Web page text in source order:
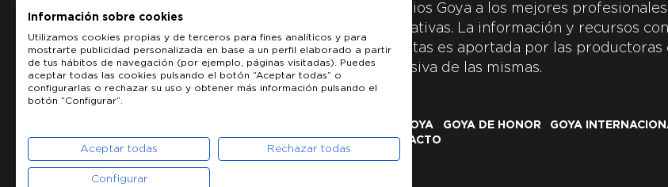
Premios Goya a los mejores
y creativas. La información y recursos
inscritas es aportada por las
exclusiva de las mismas.
LOS GOYA GOYA DE HONOR GOYA
CONTACTO
Información sobre cookies
Utilizamos cookies propias y de terceros para fines analíticos y para
mostrarte publicidad personalizada en base a un perfil elaborado a partir
de tus hábitos de navegación (por ejemplo, páginas visitadas). Puedes
aceptar todas las cookies pulsando el botón “Aceptar todas” o
configurarlas o rechazar su uso y obtener más información pulsando el
botón “Configurar”.
Aceptar todas Rechazar todas
Configurar